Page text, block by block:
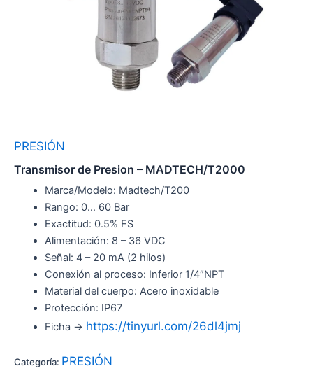
PRESIÓN
Transmisor de Presion – MADTECH/T2000
Marca/Modelo: Madtech/T200
Rango: 0… 60 Bar
Exactitud: 0.5% FS
Alimentación: 8 – 36 VDC
Señal: 4 – 20 mA (2 hilos)
Conexión al proceso: Inferior 1/4″NPT
Material del cuerpo: Acero inoxidable
Protección: IP67
Ficha -> https://tinyurl.com/26dl4jmj
Categoría: PRESIÓN